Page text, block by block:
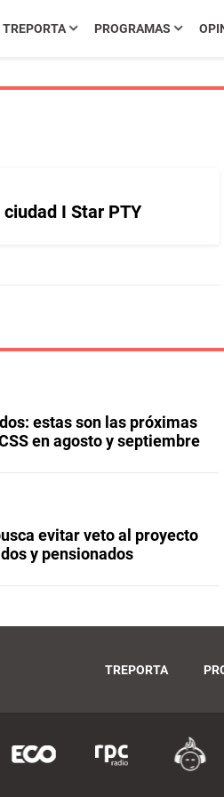
TREPORTA PROGRAMAS
I Star PTY
estas son las próximas
en agosto y septiembre
evitar veto al proyecto
y pensionados
TREPORTA